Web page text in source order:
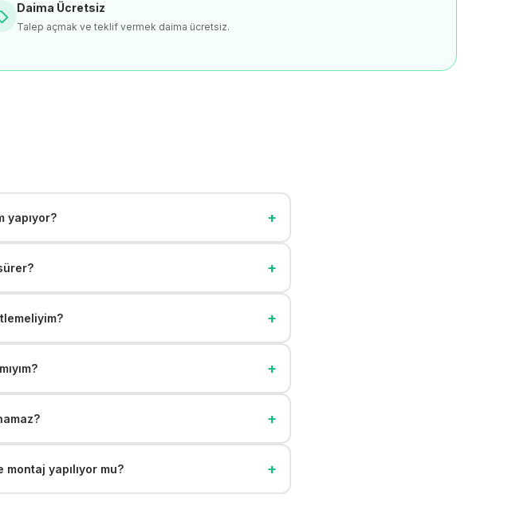
Daima Ücretsiz
Talep açmak ve teklif vermek daima ücretsiz.
yapıyor? +
+
+
+
+
yapılıyor mu? +